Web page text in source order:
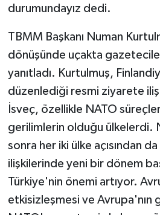
durumundayız dedi.
TBMM Başkanı Numan
dönüşünde uçakta
yanıtladı. Kurtulmuş,
düzenlediği resmi ziyarete
İsveç, özellikle NATO
gerilimlerin olduğu ülkelerdi.
sonra her iki ülke açısından
ilişkilerinde yeni bir dönem
Türkiye'nin önemi artıyor.
etkisizleşmesi ve Avrupa'nın
Vasıta
Yaşam